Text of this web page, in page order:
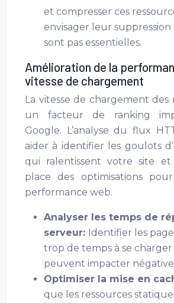
et compresser ces
envisager leur suppression
sont pas essentielles.
Amélioration de la
vitesse de chargement
La vitesse de chargement des
un facteur de ranking
Google. L’analyse du flux
aider à identifier les goulots
qui ralentissent votre site
place des optimisations
performance web.
Analyser les temps de
serveur: Identifier les
trop de temps à se
peuvent impacter
Optimiser la mise en
que les ressources